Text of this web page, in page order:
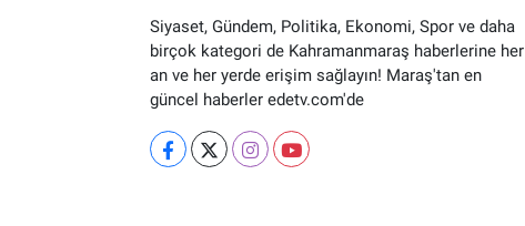
Siyaset, Gündem, Politika, Ekonomi, Spor ve daha
birçok kategori de Kahramanmaraş haberlerine her
an ve her yerde erişim sağlayın! Maraş'tan en
güncel haberler edetv.com'de